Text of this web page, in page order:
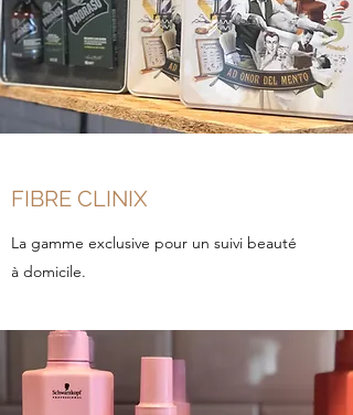
FIBRE CLINIX
La gamme exclusive pour un suivi beauté
à domicile.